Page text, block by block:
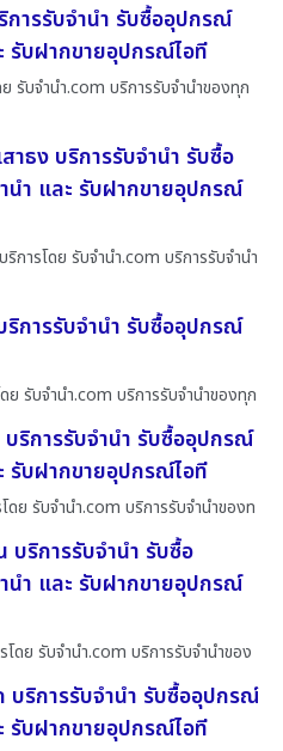
ารรับจำนำ รับซื้ออุปกรณ์
รับฝากขายอุปกรณ์ไอที
รับจํานํา.com บริการรับจำนำของทุก
าธง บริการรับจำนำ รับซื้อ
ำ และ รับฝากขายอุปกรณ์
การโดย รับจํานํา.com บริการรับจำนำ
ริการรับจำนำ รับซื้ออุปกรณ์
ย รับจํานํา.com บริการรับจำนำของทุก
ริการรับจำนำ รับซื้ออุปกรณ์
รับฝากขายอุปกรณ์ไอที
ดย รับจํานํา.com บริการรับจำนำของท
บริการรับจำนำ รับซื้อ
ำ และ รับฝากขายอุปกรณ์
ดย รับจํานํา.com บริการรับจำนำของ
ริการรับจำนำ รับซื้ออุปกรณ์
รับฝากขายอุปกรณ์ไอที